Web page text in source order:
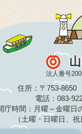
法人番号
住所：〒753-
電話：083-
庁時間：月曜～金曜日
（土曜・日曜日、